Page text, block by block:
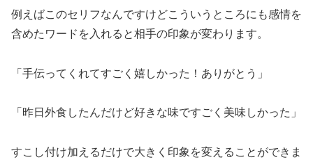
例えばこのセリフなんですけどこういうところにも感情を
含めたワードを入れると相手の印象が変わります。
「手伝ってくれてすごく嬉しかった！ありがとう」
「昨日外食したんだけど好きな味ですごく美味しかった」
すこし付け加えるだけで大きく印象を変えることができま